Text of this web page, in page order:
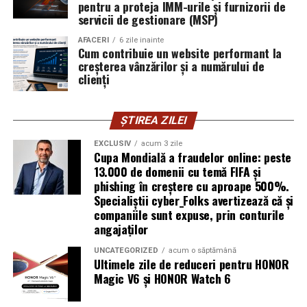
vigilența utilizatorului rămâne prima linie de apărare”,
explică Horațiu Șimon, Chief Technology Officer
cyber_Folks România.
Subiectul a fost semnalat și de FBI, care a inclus în
informările din ultima lună amenințările asociate
operațiuni de dezinformare.
Avertismentele publice s-au concentrat în principal
asupra fanilor și infrastructurii orașelor gazdă, însă
specialiștii atrag atenția că firmele pot fi afectate
inclusiv atunci când nu au nicio legătură directă cu
industria sportului, turismului sau vânzarea de bilete.
Atacurile sunt mai eficiente în contextul
evenimentelor globale
Campaniile de phishing asociate evenimentelor
pentru a proteja IMM-urile și furnizorii de
servicii de gestionare (MSP)
AFACERI 6 zile inainte
Cum contribuie un website performant la
creșterea vânzărilor și a numărului de
clienți
ȘTIREA ZILEI
EXCLUSIV acum 3 zile
Cupa Mondială a fraudelor online: peste
13.000 de domenii cu temă FIFA și
phishing în creștere cu aproape 500%.
Specialiștii cyber_Folks avertizează că și
companiile sunt expuse, prin conturile
angajaților
UNCATEGORIZED acum o săptămână
Ultimele zile de reduceri pentru HONOR
Magic V6 și HONOR Watch 6